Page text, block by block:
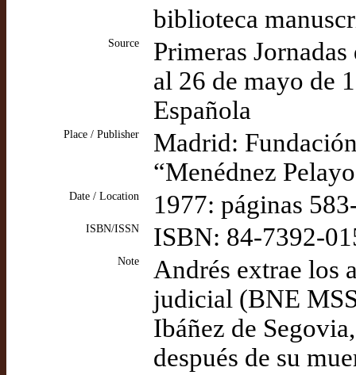
biblioteca
Source
Primeras
al 26 de mayo de
Española
Place / Publisher
Madrid:
“Menédnez
Date / Location 1977: páginas
ISBN/ISSN ISBN: 84-7392-
Note
Andrés extrae los
judicial (BNE
Ibáñez de
después de su